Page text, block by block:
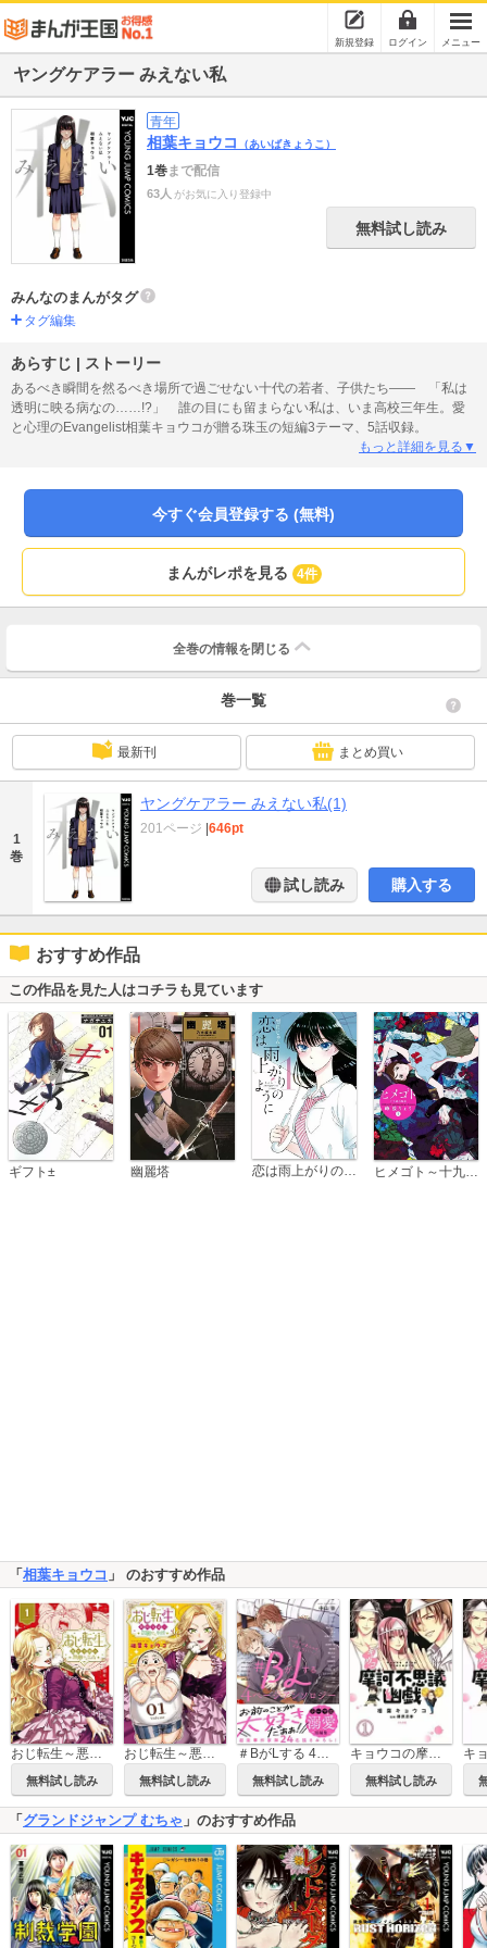
新規登録 ログイン メニュー
ヤングケアラー みえない私
青年
相葉キョウコ （あいばきょうこ）
1巻まで配信
63人 がお気に入り登録中
無料試し読み
みんなのまんがタグ
タグ編集
あらすじ | ストーリー
あるべき瞬間を然るべき場所で過ごせない十代の若者、子供たち―― 「私は
透明に映る病なの……!?」 誰の目にも留まらない私は、いま高校三年生。愛
と心理のEvangelist相葉キョウコが贈る珠玉の短編3テーマ、5話収録。
もっと詳細を見る▼
今すぐ会員登録する (無料)
まんがレポを見る 4件
全巻の情報を 閉じる
巻一覧
最新刊 まとめ買い
1
巻
ヤングケアラー みえない私(1)
201ページ |646pt
試し読み 購入する
おすすめ作品
この作品を見た人はコチラも見ています
ギフト± 幽麗塔 恋は雨上がりのように
「相葉キョウコ 」 のおすすめ作品
無料試し読み 無料試し読み
＃BがLする 4ページアンソロジー ～好きがあふれて止まらない！～
無料試し読み
キョウコの摩訶不思議幽戯（分冊版）
無料試し読み
「 グランドジャンプ むちゃ 」のおすすめ作品